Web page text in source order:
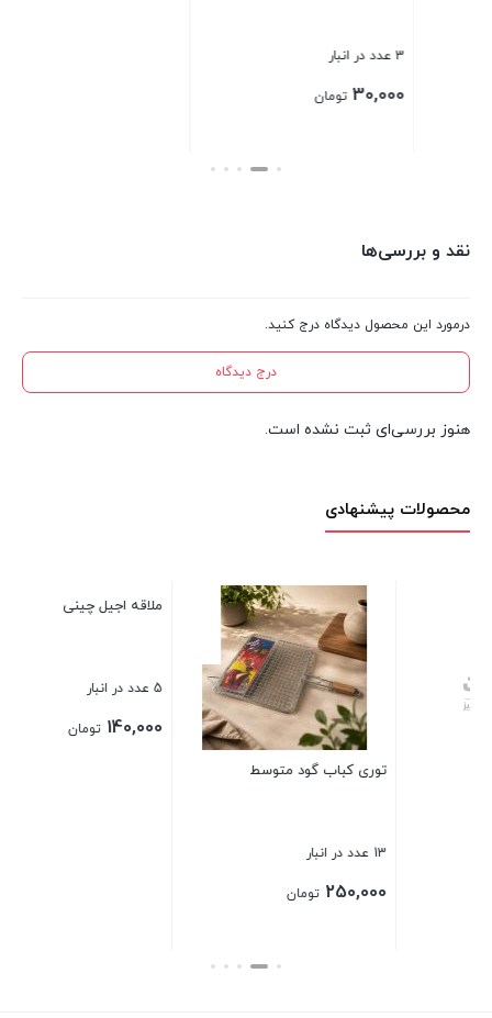
تومان
بستن
نقد و بررسی‌ها
درمورد این محصول دیدگاه درج کنید.
درج دیدگاه
هنوز بررسی‌ای ثبت نشده است.
محصولات پیشنهادی
توری کباب گود متوسط
تومان
بستن